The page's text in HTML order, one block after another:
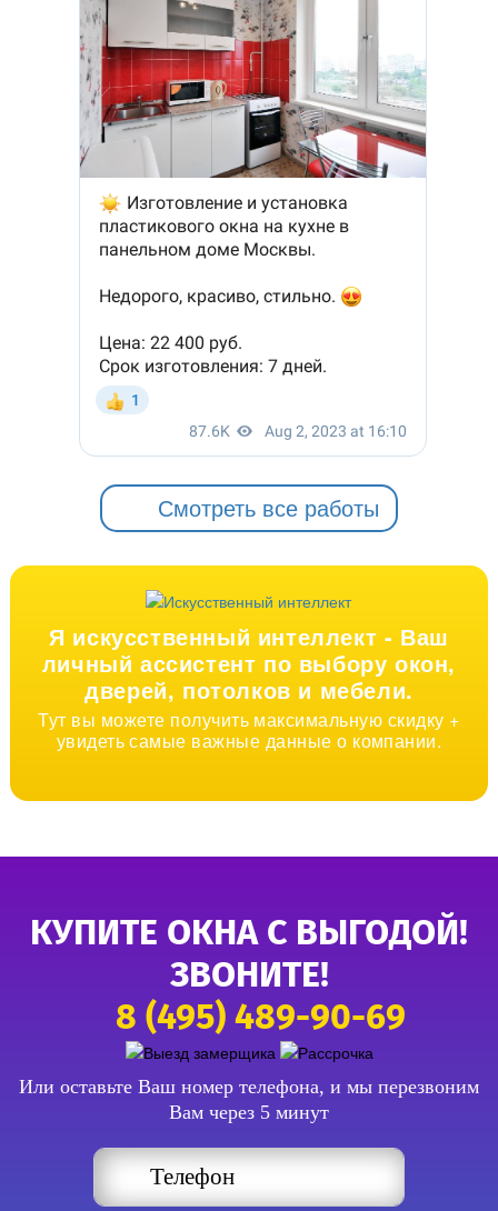
Смотреть все работы
Я искусственный интеллект - Ваш
личный ассистент по выбору окон,
дверей, потолков и мебели.
Тут вы можете получить максимальную скидку +
увидеть самые важные данные о компании.
КУПИТЕ ОКНА С ВЫГОДОЙ!
ЗВОНИТЕ!
8 (495) 489-90-69
Или оставьте Ваш номер телефона, и мы перезвоним
Вам через 5 минут